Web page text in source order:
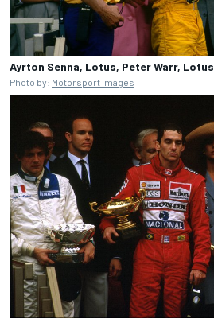
Ayrton Senna, Lotus, Peter Warr, Lotus
Photo by: Motorsport Images